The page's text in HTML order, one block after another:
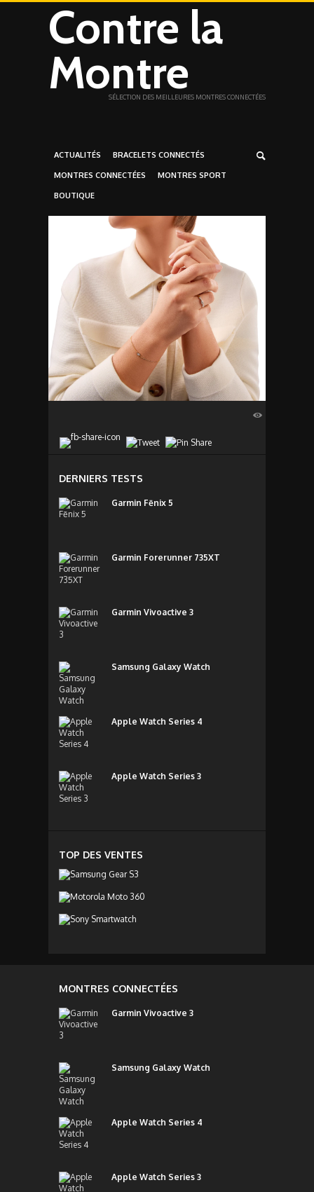
Contre la
Montre
SÉLECTION DES MEILLEURES MONTRES CONNECTÉES
ACTUALITÉS BRACELETS CONNECTÉS
MONTRES CONNECTÉES MONTRES SPORT
BOUTIQUE
DERNIERS TESTS
Garmin Fēnix 5
Garmin Forerunner 735XT
Garmin Vivoactive 3
Samsung Galaxy Watch
Apple Watch Series 4
Apple Watch Series 3
TOP DES VENTES
MONTRES CONNECTÉES
Garmin Vivoactive 3
Samsung Galaxy Watch
Apple Watch Series 4
Apple Watch Series 3